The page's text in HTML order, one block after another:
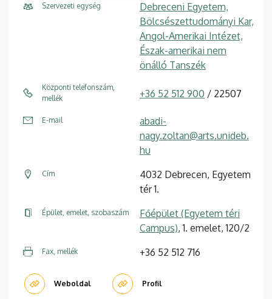
Szervezeti egység
Debreceni Egyetem,
Bölcsészettudományi Kar,
Angol-Amerikai Intézet,
Észak-amerikai nem
önálló Tanszék
Központi telefonszám,
mellék
+36 52 512 900 / 22507
E-mail
abadi-
nagy.zoltan@arts.unideb.
hu
Cím
4032 Debrecen, Egyetem
tér 1.
Épület, emelet, szobaszám
Főépület (Egyetem téri
Campus), 1. emelet, 120/2
Fax, mellék +36 52 512 716
Weboldal Profil